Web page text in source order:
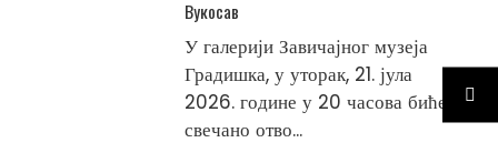
Вукосав
У галерији Завичајног музеја
Градишка, у уторак, 21. јула
2026. године у 20 часова биће
свечано отво...